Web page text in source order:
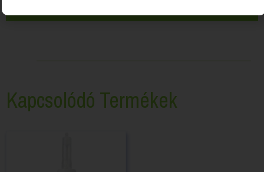
Kapcsolódó Termékek